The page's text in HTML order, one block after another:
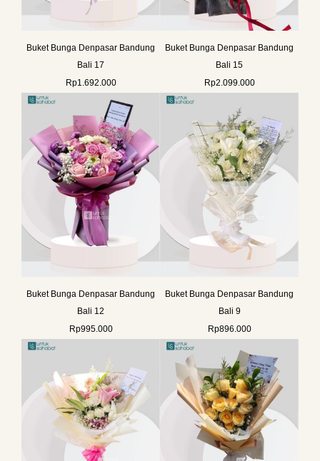
Buket Bunga Denpasar Bandung
Bali 17
Rp1.692.000
Buket Bunga Denpasar Bandung
Bali 15
Rp2.099.000
Buket Bunga Denpasar Bandung
Bali 12
Rp995.000
Buket Bunga Denpasar Bandung
Bali 9
Rp896.000